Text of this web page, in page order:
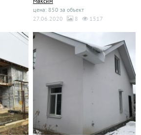
цена: 850 за объект
27.06.2020
8 1517